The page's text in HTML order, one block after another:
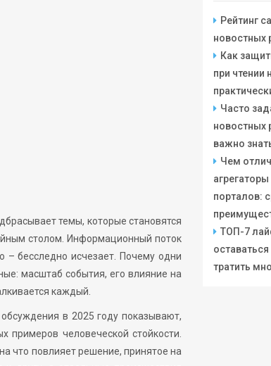
темы, которые становятся
столом. Информационный поток
– бесследно исчезает. Почему одни
масштаб события, его влияние на
каждый.
в 2025 году показывают,
примеров человеческой стойкости.
что повлияет решение, принятое на
Рейтинг
новостных
Как
при чтении
Часто
новостных
важно
Чем
порталов:
ТОП-7
тратить